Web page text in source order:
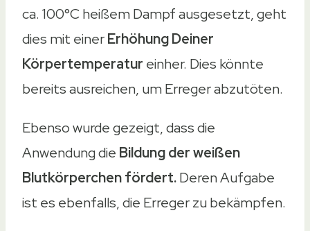
ca. 100°C heißem Dampf ausgesetzt, geht
dies mit einerErhöhung Deiner
Körpertemperatur einher. Dies könnte
bereits ausreichen, um Erreger abzutöten.
Ebenso wurde gezeigt, dass die
Anwendung die Bildung der weißen
Blutkörperchen fördert.Deren Aufgabe
ist es ebenfalls, die Erreger zu bekämpfen.